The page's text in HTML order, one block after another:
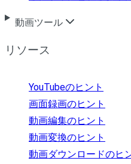
動画ツール
リソース
YouTubeのヒント
画面録画のヒント
動画編集のヒント
動画変換のヒント
動画ダウンロードのヒ